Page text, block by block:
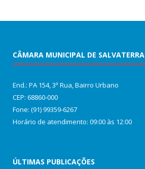
CÂMARA MUNICIPAL DE SALVATERRA
End.: PA 154, 3ª Rua, Bairro Urbano
CEP: 68860‑000
Fone: (91) 99359-6267
Horário de atendimento: 09:00 às 12:00
ÚLTIMAS PUBLICAÇÕES